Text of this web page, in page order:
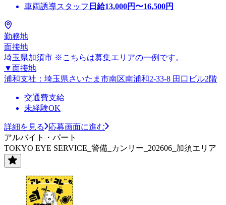
車両誘導スタッフ 日給13,000円〜16,500円
勤務地
面接地
埼玉県加須市 ※こちらは募集エリアの一例です。
▼面接地
浦和支社：埼玉県さいたま市南区南浦和2-33-8 田口ビル2階
交通費支給
未経験OK
詳細を見る
応募画面に進む
アルバイト・パート
TOKYO EYE SERVICE_警備_カンリー_202606_加須エリア